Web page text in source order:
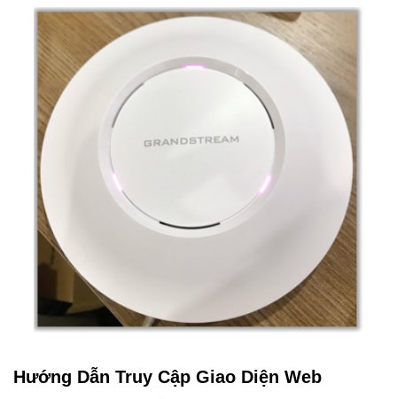
Hướng Dẫn Truy Cập Giao Diện Web